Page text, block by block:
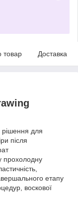
товар Доставка
для
після
прохолодну
етапу
воскової